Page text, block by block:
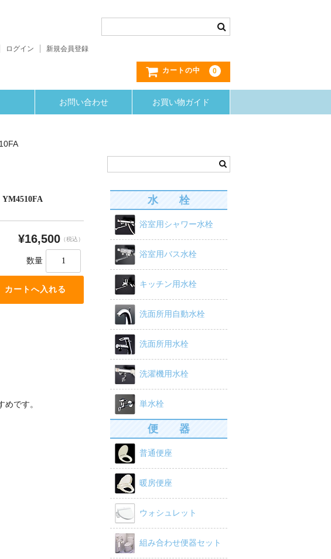
ログイン 新規会員登録
カートの中 0
お問い合わせ お買い物ガイド
¥16,500 （税込）
数量
です。
水 栓
浴室用シャワー水栓
浴室用バス水栓
キッチン用水栓
洗面所用自動水栓
洗面所用水栓
洗濯機用水栓
単水栓
便 器
普通便座
暖房便座
ウォシュレット
組み合わせ便器セット